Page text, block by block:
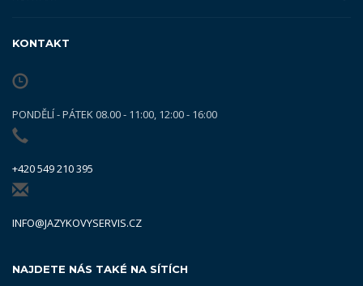
KONTAKT
PONDĚLÍ - PÁTEK 08.00 - 11:00, 12:00 - 16:00
+420 549 210 395
INFO@JAZYKOVYSERVIS.CZ
NAJDETE NÁS TAKÉ NA SÍTÍCH